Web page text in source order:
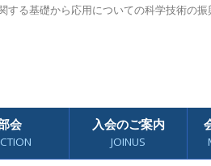
る基礎から応用についての科学技術の
会 入会のご案内
JOINUS